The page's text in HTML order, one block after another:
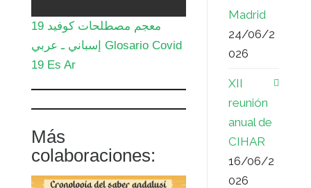
معجم مصطلحات كوفيد 19
إسباني ـ عربي Glosario Covid
19 Es Ar
Más
colaboraciones:
Madrid
24/06/2
026
XII
reunión
anual de
CIHAR
16/06/2
026